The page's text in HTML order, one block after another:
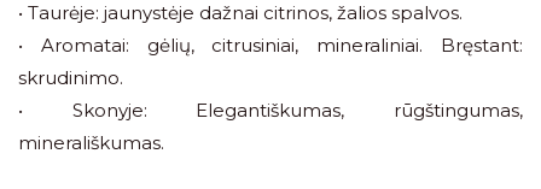
• Taurėje: jaunystėje dažnai citrinos, žalios spalvos.
• Aromatai: gėlių, citrusiniai, mineraliniai. Bręstant:
skrudinimo.
• Skonyje: Elegantiškumas, rūgštingumas,
minerališkumas.